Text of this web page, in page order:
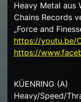
Heavy Metal aus
Chains Records
„Force and
https://youtu.be/
https://
KÜENRING (A)
Heavy/Speed/